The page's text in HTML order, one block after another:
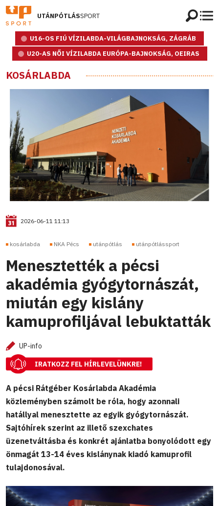
UTÁNPÓTLÁSSPORT
U16-OS FIÚ VÍZILABDA-VILÁGBAJNOKSÁG, ZÁGRÁB
U20-AS NŐI VÍZILABDA EURÓPA-BAJNOKSÁG, OEIRAS
KOSÁRLABDA
2026-06-11 11:13
kosárlabda NKA Pécs utánpótlás utánpótlássport
Menesztették a pécsi
akadémia gyógytornászát,
miután egy kislány
kamuprofiljával lebuktatták
UP-info
IRATKOZZ FEL HÍRLEVELÜNKRE!
A pécsi Rátgéber Kosárlabda Akadémia
közleményben számolt be róla, hogy azonnali
hatállyal menesztette az egyik gyógytornászát.
Sajtóhírek szerint az illető szexchates
üzenetváltásba és konkrét ajánlatba bonyolódott egy
önmagát 13-14 éves kislánynak kiadó kamuprofil
tulajdonosával.